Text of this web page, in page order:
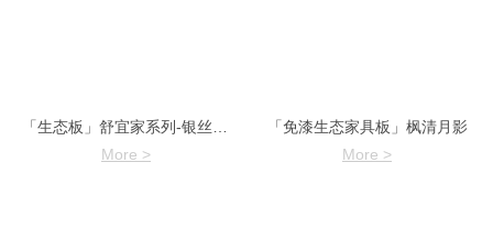
More >
「免漆生态家具板」枫清月影
More >